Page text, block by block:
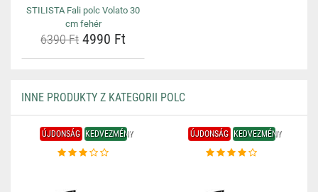
STILISTA Fali polc Volato 30
cm fehér
6390 Ft 4990 Ft
INNE PRODUKTY Z KATEGORII POLC
ÚJDONSÁG KEDVEZMÉNY ÚJDONSÁG KEDVEZMÉNY